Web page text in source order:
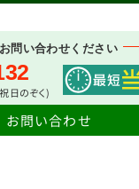
問い合わせください
日のぞく)
お問い合わせ